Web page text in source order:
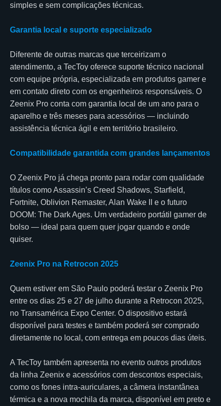
simples e sem complicações técnicas.
Garantia local e suporte especializado
Diferente de outras marcas que terceirizam o
atendimento, a TecToy oferece suporte técnico nacional
com equipe própria, especializada em produtos gamer e
em contato direto com os engenheiros responsáveis. O
Zeenix Pro conta com garantia local de um ano para o
aparelho e três meses para acessórios — incluindo
assistência técnica ágil e em território brasileiro.
Compatibilidade garantida com grandes lançamentos
O Zeenix Pro já chega pronto para rodar com qualidade
títulos como Assassin’s Creed Shadows, Starfield,
Fortnite, Oblivion Remaster, Alan Wake II e o futuro
DOOM: The Dark Ages. Um verdadeiro portátil gamer de
bolso — ideal para quem quer jogar quando e onde
quiser.
Zeenix Pro na Retrocon 2025
Quem estiver em São Paulo poderá testar o Zeenix Pro
entre os dias 25 e 27 de julho durante a Retrocon 2025,
no Transamérica Expo Center. O dispositivo estará
disponível para testes e também poderá ser comprado
diretamente no local, com entrega em poucos dias úteis.
A TecToy também apresenta no evento outros produtos
da linha Zeenix e acessórios com descontos especiais,
como os fones intra-auriculares, a câmera instantânea
térmica e a nova mochila da marca, disponível em preto e